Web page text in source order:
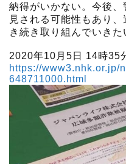
納得がいかない。今後
見される可能性もあり、
き続き取り組んでいきた
2020年10月5日 14時35
https://www3.nhk.or.jp/
648711000.html